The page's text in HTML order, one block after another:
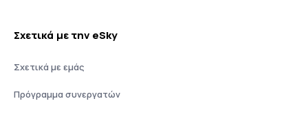
Σχετικά με την eSky
Σχετικά με εμάς
Πρόγραμμα συνεργατών